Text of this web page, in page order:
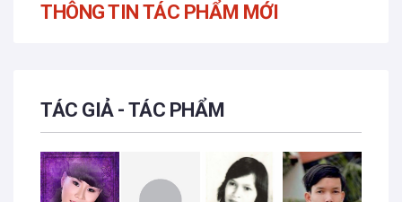
THÔNG TIN TÁC PHẨM MỚI
TÁC GIẢ - TÁC PHẨM